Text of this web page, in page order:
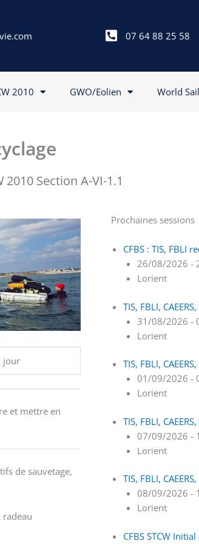
07 64 88 25 58
2010 GWO/Eolien World
Section A-VI-1.1
jour
et mettre en
de sauvetage,
Prochaines sessions
CFBS : TIS, FBLI
26/08/2026 -
Lorient
TIS, FBLI,
31/08/2026 -
Lorient
TIS, FBLI,
01/09/2026 -
Lorient
TIS, FBLI,
07/09/2026 -
Lorient
TIS, FBLI,
08/09/2026 -
Lorient
CFBS STCW